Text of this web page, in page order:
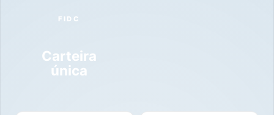
FIDC
Carteira
única